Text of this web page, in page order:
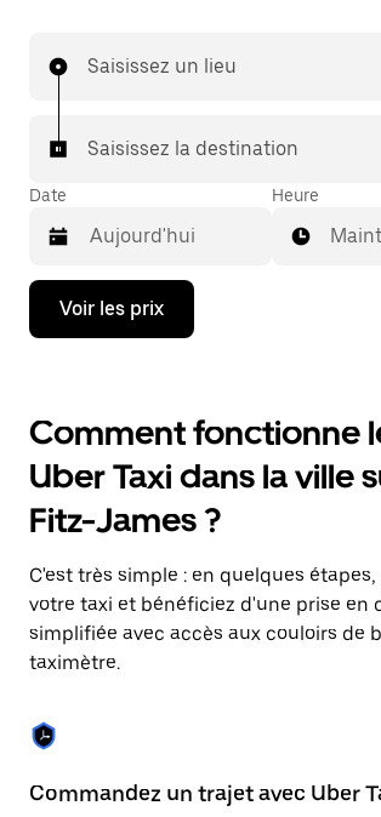
Saisissez un lieu
Saisissez la destination
Date
Appuyez
la
bas
pour
ouvrir
le
calendrier
et
une
date.
Appuyez
sur
la
pour
fermer
calendrier.
Heure
Voir les prix
Comment fonctionne
Uber Taxi dans la ville
Fitz-James ?
C'est très simple : en quelques
votre taxi et bénéficiez d'une prise en
simplifiée avec accès aux couloirs de
taximètre.
Commandez un trajet avec Uber